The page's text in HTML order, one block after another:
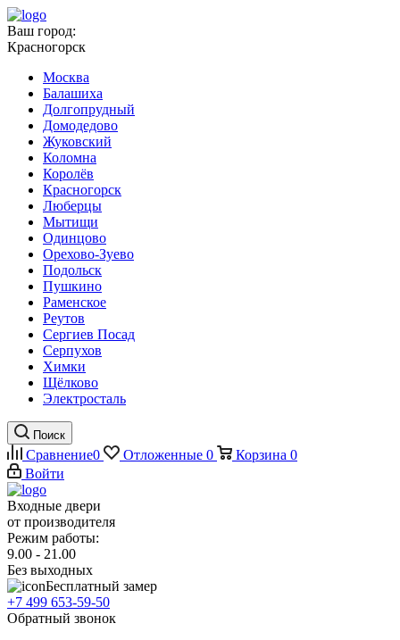
Ваш город:
Красногорск
Москва
Балашиха
Долгопрудный
Домодедово
Жуковский
Коломна
Королёв
Красногорск
Люберцы
Мытищи
Одинцово
Орехово-Зуево
Подольск
Пушкино
Раменское
Реутов
Сергиев Посад
Серпухов
Химки
Щёлково
Электросталь
Поиск
Сравнение0 Отложенные 0 Корзина 0
Войти
Входные двери
от производителя
Режим работы:
9.00 - 21.00
Без выходных
Бесплатный замер
+7 499 653-59-50
Обратный звонок